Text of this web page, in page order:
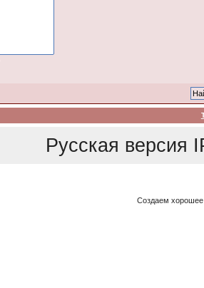
Русская версия
Создаем